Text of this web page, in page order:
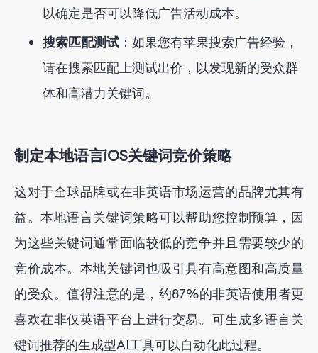
以确定是否可以降低广告活动成本。
搜索匹配测试 ：如果您有苹果搜索广告经验，
请在搜索匹配上测试出价，以发现新的受众群
体和高潜力关键词。
制定本地语言iOS关键词竞价策略
这对于全球品牌或在非英语市场运营的品牌尤其有
益。本地语言关键词策略可以帮助您控制预算，因
为这些关键词通常面临较低的竞争并且需要较少的
竞价成本。本地关键词也吸引具有高意图和高质量
的受众。值得注意的是，约87%的非英语使用者更
喜欢在非仅英语平台上进行交易。可生成多语言关
键词推荐的生成型AI工具可以自动化此过程。